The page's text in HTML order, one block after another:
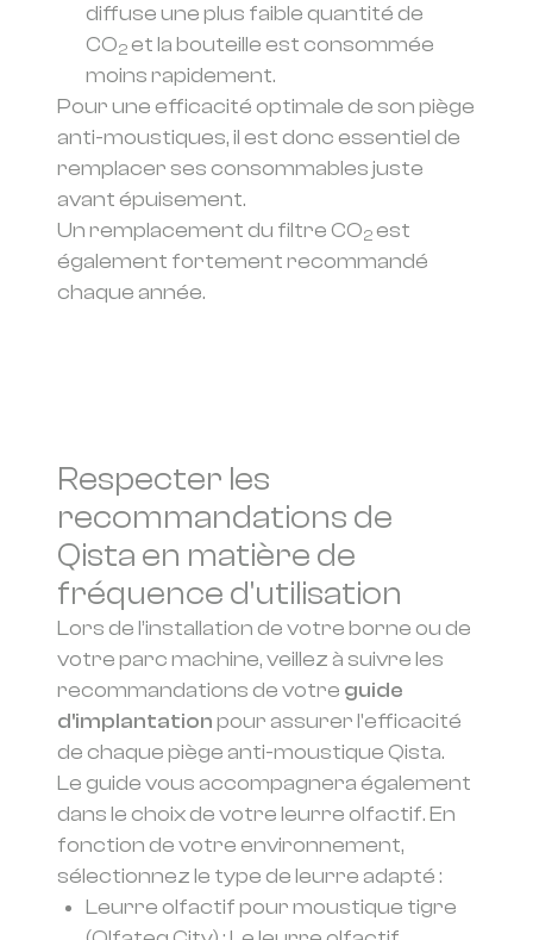
diffuse une plus faible quantité de
CO2 et la bouteille est consommée
moins rapidement.
Pour une efficacité optimale de son piège
anti-moustiques, il est donc essentiel de
remplacer ses consommables juste
avant épuisement.
Un remplacement du filtre CO2 est
également fortement recommandé
chaque année.
Respecter les
recommandations de
Qista en matière de
fréquence d'utilisation
Lors de l’installation de votre borne ou de
votre parc machine, veillez à suivre les
recommandations de votre guide
d'implantationpour assurer l'efficacité
de chaque piège anti-moustique Qista.
Le guide vous accompagnera également
dans le choix de votre leurre olfactif. En
fonction de votre environnement,
sélectionnez le type de leurre adapté :
Leurre olfactif pour moustique tigre